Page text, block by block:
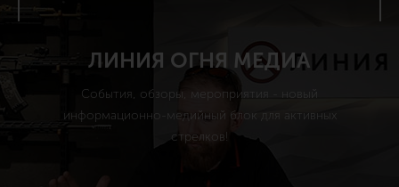
ЛИНИЯ ОГНЯ МЕДИА
События, обзоры, мероприятия - новый
информационно-медийный блок для активных
стрелков!